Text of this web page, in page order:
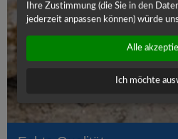
Ihre Zustimmung (die Sie in den
jederzeit anpassen können) würde
Ich möchte
Alle